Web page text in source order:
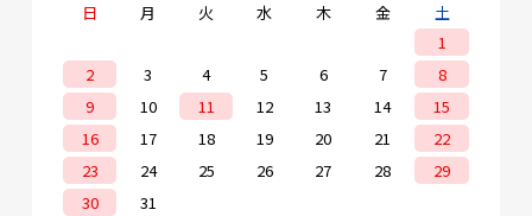
日 月 火 水 木 金
土
1
2
3 4 5 6 7
8
9
10 11 12 13 14
15
16
17 18 19 20 21
22
23
24 25 26 27 28
29
30
31